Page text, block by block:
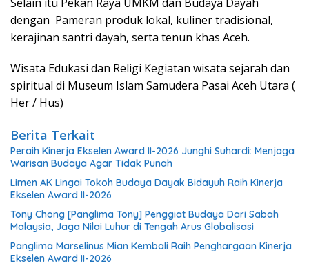
dengan Pameran produk lokal, kuliner tradisional,
kerajinan santri dayah, serta tenun khas Aceh.
Wisata Edukasi dan Religi Kegiatan wisata sejarah dan
spiritual di Museum Islam Samudera Pasai Aceh Utara (
Her / Hus)
Berita Terkait
Peraih Kinerja Ekselen Award II-2026 Junghi Suhardi: Menjaga
Warisan Budaya Agar Tidak Punah
Limen AK Lingai Tokoh Budaya Dayak Bidayuh Raih Kinerja
Ekselen Award II-2026
Tony Chong [Panglima Tony] Penggiat Budaya Dari Sabah
Malaysia, Jaga Nilai Luhur di Tengah Arus Globalisasi
Panglima Marselinus Mian Kembali Raih Penghargaan Kinerja
Ekselen Award II-2026